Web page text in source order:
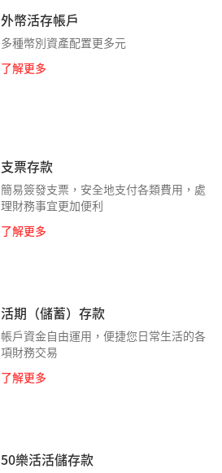
外幣活存帳戶
多種幣別資產配置更多元
了解更多
支票存款
簡易簽發支票，安全地支付各類費用，處
理財務事宜更加便利
了解更多
活期（儲蓄）存款
帳戶資金自由運用，便捷您日常生活的各
項財務交易
了解更多
50樂活活儲存款